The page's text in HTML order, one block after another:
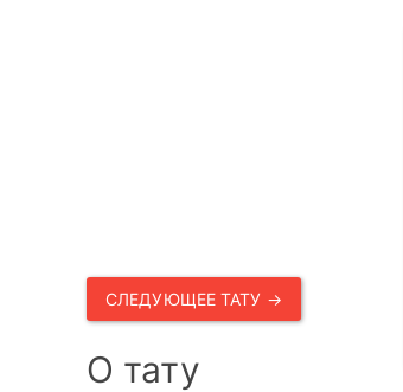
СЛЕДУЮЩЕЕ ТАТУ →
О тату